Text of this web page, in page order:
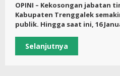
OPINI – Kekosongan jabatan
Kabupaten Trenggalek
publik. Hingga saat ini, 16
Selanjutnya